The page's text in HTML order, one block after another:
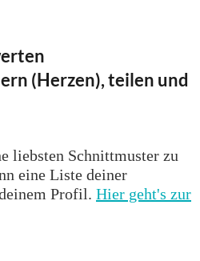
(Herzen), teilen und
liebsten Schnittmuster zu
eine Liste deiner
Profil. Hier geht's zur